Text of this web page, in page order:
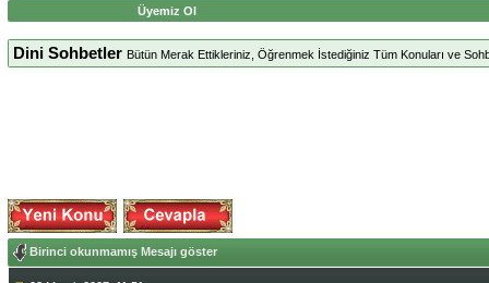
Üyemiz Ol
Dini Sohbetler Bütün Merak Ettikleriniz, Öğrenmek İstediğiniz Tüm Konuları ve
Birinci okunmamış Mesajı göster